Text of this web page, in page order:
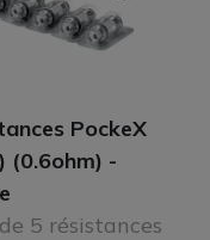
PockeX
(0.6ohm) -
5 résistances